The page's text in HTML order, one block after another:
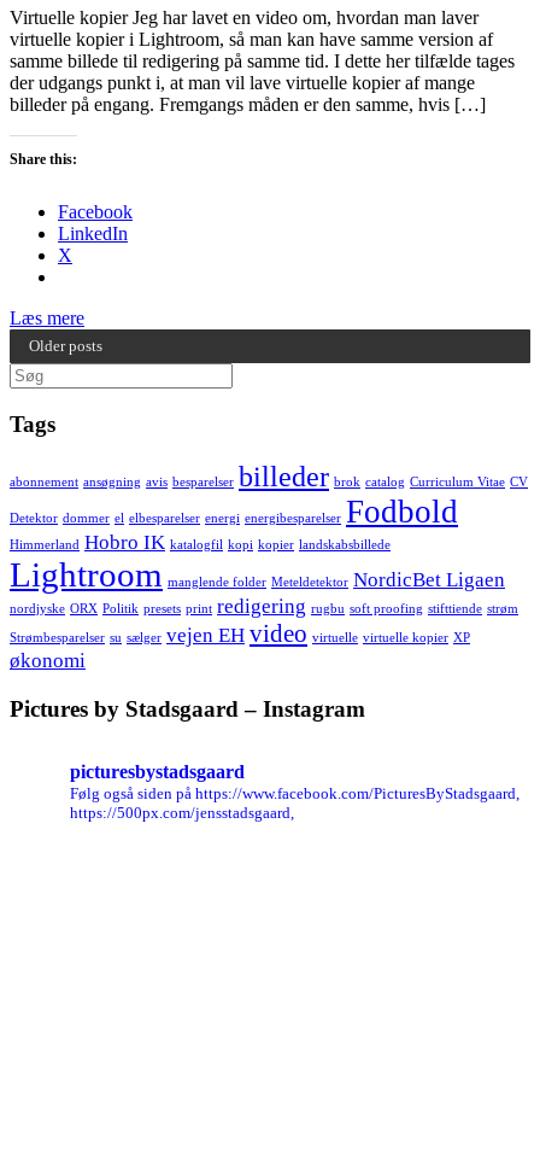
Virtuelle kopier Jeg har lavet en video om, hvordan man laver
virtuelle kopier i Lightroom, så man kan have samme version af
samme billede til redigering på samme tid. I dette her tilfælde tages
der udgangs punkt i, at man vil lave virtuelle kopier af mange
billeder på engang. Fremgangs måden er den samme, hvis […]
Share this:
Facebook
LinkedIn
X
Læs mere
Older posts
Søg
efter:
Tags
abonnement ansøgning avis besparelser billeder brok catalog Curriculum Vitae CV
Detektor dommer el elbesparelser energi energibesparelser Fodbold
Himmerland Hobro IK katalogfil kopi kopier landskabsbillede
Lightroom manglende folder Meteldetektor NordicBet Ligaen
nordjyske ORX Politik presets print redigering rugbu soft proofing stifttiende strøm
Strømbesparelser su sælger vejen EH video virtuelle virtuelle kopier XP
økonomi
Pictures by Stadsgaard – Instagram
picturesbystadsgaard
Følg også siden på https://www.facebook.com/PicturesByStadsgaard,
https://500px.com/jensstadsgaard,